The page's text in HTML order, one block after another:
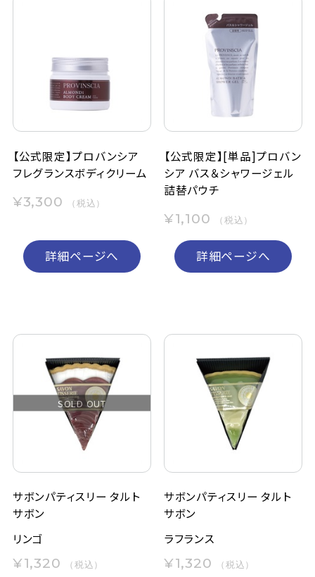
【公式限定】プロバンシア
フレグランスボディクリーム
¥3,300 （税込）
詳細ページへ
【公式限定】[単品]プロバン
シア バス＆シャワージェル
詰替パウチ
¥1,100 （税込）
詳細ページへ
SOLD OUT
サボンパティスリー タルト
サボン
リンゴ
¥1,320 （税込）
サボンパティスリー タルト
サボン
ラフランス
¥1,320 （税込）